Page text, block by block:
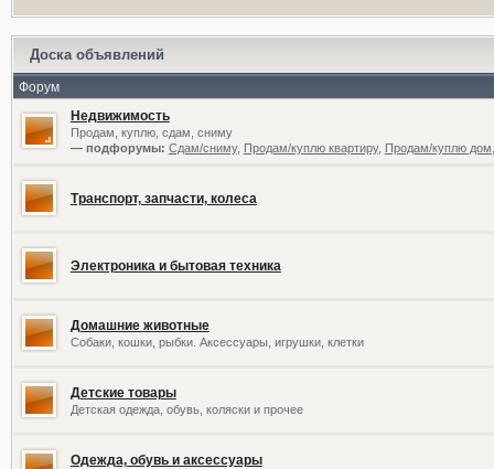
Доска объявлений
Форум
Недвижимость
Продам, куплю, сдам, сниму
— подфорумы: Сдам/сниму, Продам/куплю квартиру, Продам/куплю
Транспорт, запчасти, колеса
Электроника и бытовая техника
Домашние животные
Собаки, кошки, рыбки. Аксессуары, игрушки, клетки
Детские товары
Детская одежда, обувь, коляски и прочее
Одежда, обувь и аксессуары